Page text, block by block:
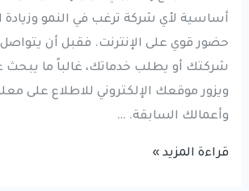
أساسية لأي شركة ترغب في النمو وزيادة
حضور قوي على الإنترنت. فقبل أن
شركتك أو يطلب خدماتك، غالباً ما
ويزور موقعك الإلكتروني للاطلاع على
وأعمالك السابقة. …
تصميم
قراءة المزيد »